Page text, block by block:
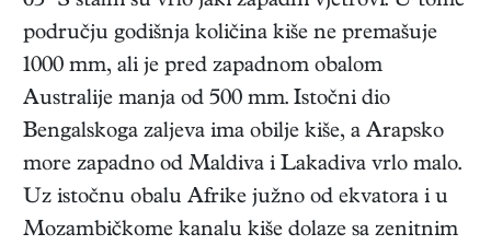
području godišnja količina kiše ne premašuje
1000 mm, ali je pred zapadnom obalom
Australije manja od 500 mm. Istočni dio
Bengalskoga zaljeva ima obilje kiše, a Arapsko
more zapadno od Maldiva i Lakadiva vrlo malo.
Uz istočnu obalu Afrike južno od ekvatora i u
Mozambičkome kanalu kiše dolaze sa zenitnim